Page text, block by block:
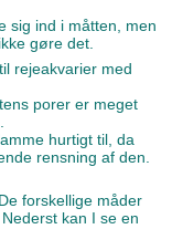
sig ind i måtten, men
gøre det.
rejeakvarier med
porer er meget
hurtigt til, da
rensning af den.
forskellige måder
kan I se en